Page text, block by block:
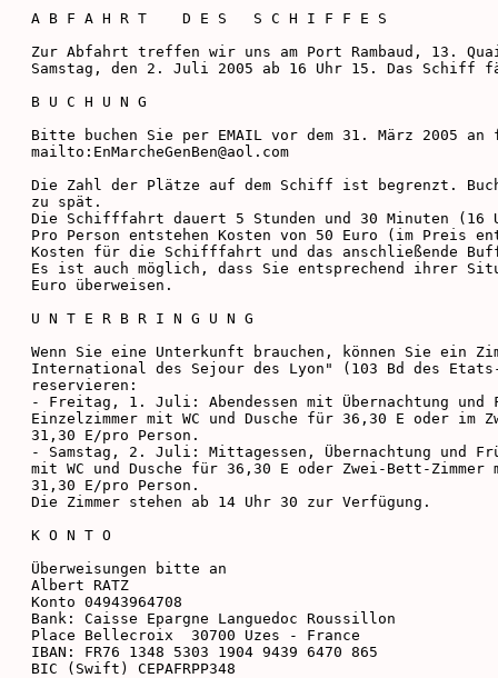
A B F A H R T    D E S   S C H I F F E S
Zur Abfahrt treffen wir uns am Port Rambaud, 13. Quai
Samstag, den 2. Juli 2005 ab 16 Uhr 15. Das Schiff
B U C H U N G
Bitte buchen Sie per EMAIL vor dem 31. März 2005 an
mailto:EnMarcheGenBen@aol.com
Die Zahl der Plätze auf dem Schiff ist begrenzt.
zu spät.
Die Schifffahrt dauert 5 Stunden und 30 Minuten (16
Pro Person entstehen Kosten von 50 Euro (im Preis
Kosten für die Schifffahrt und das anschließende
Es ist auch möglich, dass Sie entsprechend ihrer
Euro überweisen.
U N T E R B R I N G U N G
Wenn Sie eine Unterkunft brauchen, können Sie ein
International des Sejour des Lyon" (103 Bd des
reservieren:
- Freitag, 1. Juli: Abendessen mit Übernachtung und
Einzelzimmer mit WC und Dusche für 36,30 E oder im
31,30 E/pro Person.
- Samstag, 2. Juli: Mittagessen, Übernachtung und
mit WC und Dusche für 36,30 E oder Zwei-Bett-Zimmer
31,30 E/pro Person.
Die Zimmer stehen ab 14 Uhr 30 zur Verfügung.
K O N T O
Überweisungen bitte an
Albert RATZ
Konto 04943964708
Bank: Caisse Epargne Languedoc Roussillon
Place Bellecroix  30700 Uzes - France
IBAN: FR76 1348 5303 1904 9439 6470 865
BIC (Swift) CEPAFRPP348